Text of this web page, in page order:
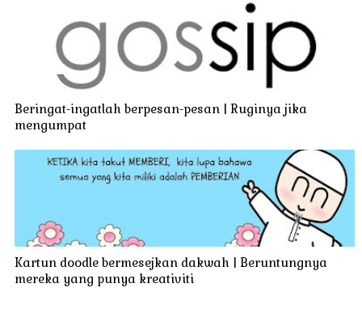
Beringat-ingatlah berpesan-pesan | Ruginya jika
mengumpat
Kartun doodle bermesejkan dakwah | Beruntungnya
mereka yang punya kreativiti